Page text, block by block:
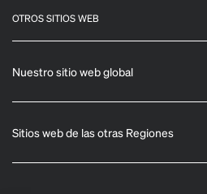
OTROS SITIOS WEB
Nuestro sitio web global
Sitios web de las otras Regiones